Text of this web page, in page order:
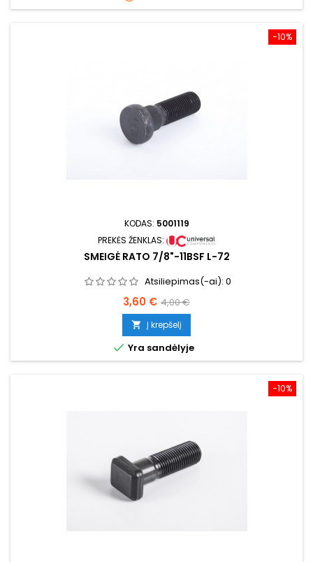
−10%
KODAS: 5001119
PREKĖS ŽENKLAS:
SMEIGĖ RATO 7/8"-11BSF L-72
Atsiliepimas(-ai): 0
Kaina
3,60 € Bazinė
kaina
4,00 €
 Į krepšelį
 Yra sandėlyje
−10%